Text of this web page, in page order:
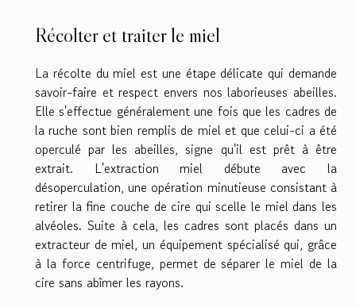
Récolter et traiter le miel
La récolte du miel est une étape délicate qui demande
savoir-faire et respect envers nos laborieuses abeilles.
Elle s'effectue généralement une fois que les cadres de
la ruche sont bien remplis de miel et que celui-ci a été
operculé par les abeilles, signe qu'il est prêt à être
extrait. L'extraction miel débute avec la
désoperculation, une opération minutieuse consistant à
retirer la fine couche de cire qui scelle le miel dans les
alvéoles. Suite à cela, les cadres sont placés dans un
extracteur de miel, un équipement spécialisé qui, grâce
à la force centrifuge, permet de séparer le miel de la
cire sans abîmer les rayons.